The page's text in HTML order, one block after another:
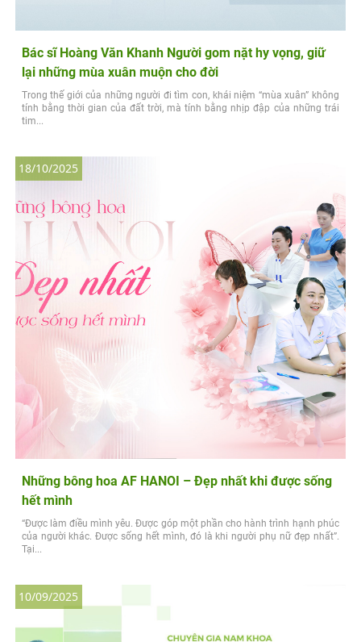
Bác sĩ Hoàng Văn Khanh Người gom nặt hy vọng, giữ
lại những mùa xuân muộn cho đời
Trong thế giới của những người đi tìm con, khái niệm “mùa xuân” không
tính bằng thời gian của đất trời, mà tính bằng nhịp đập của những trái
tim...
Những bông hoa AF HANOI – Đẹp nhất khi được sống
hết mình
“Được làm điều mình yêu. Được góp một phần cho hành trình hạnh phúc
của người khác. Được sống hết mình, đó là khi người phụ nữ đẹp nhất”.
Tại...
18/10/2025
10/09/2025